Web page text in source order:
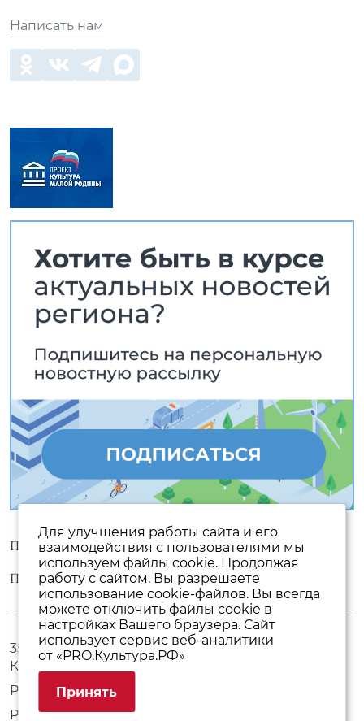
Написать нам
Пользовательское соглашение
Политика конфиденциальности
357500, Ставропольский край, г. Пятигорск, пр.
Кирова, 17
Режим работы с 10:00 до 19:00 без выходных
Разработка сайтаWEBELEMENT
Для улучшения работы сайта и его
взаимодействия с пользователями мы
используем файлы cookie. Продолжая
работу с сайтом, Вы разрешаете
использование cookie-файлов. Вы всегда
можете отключить файлы cookie в
настройках Вашего браузера. Сайт
использует сервис веб-аналитики
от «PRO.Культура.РФ»
Принять